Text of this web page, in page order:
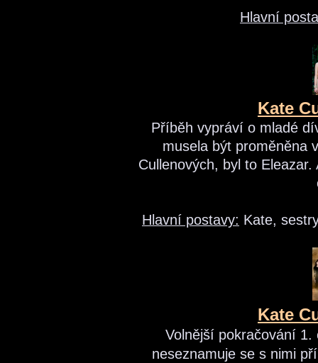
Hlavní
Kate
Příběh vypráví o mladé
musela být proměněna
Cullenových, byl to
Hlavní postavy: Kate,
Kate
Volnější pokračování 1.
neseznamuje se s nimi